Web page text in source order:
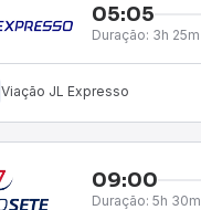
05:05
Duração: 3h 25m
Viação JL Expresso
09:00
Duração: 5h 30m